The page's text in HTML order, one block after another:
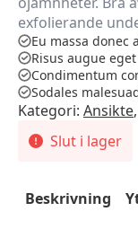
exfolierande
Eu massa donec
Risus augue
Condimentum
Sodales
Kategori: Ansikte,
Slut i lager
Beskrivning